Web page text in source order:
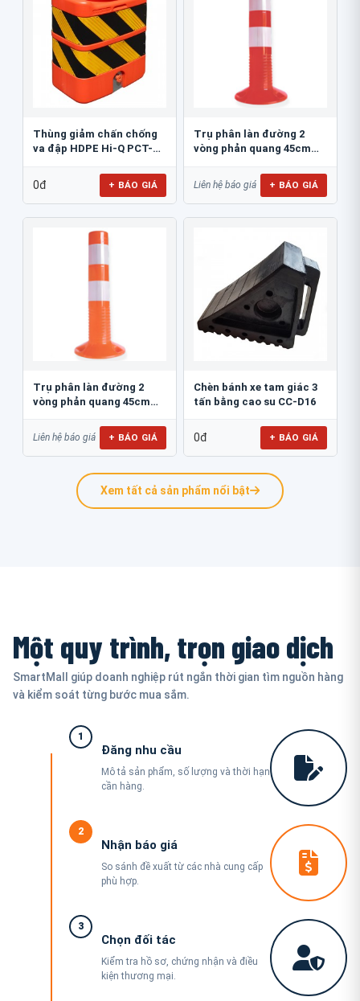
Thùng giảm chấn chống
va đập HDPE Hi-Q PCT-
0đ + BÁO GIÁ
Trụ phân làn đường 2
vòng phản quang 45cm
Liên hệ báo giá + BÁO GIÁ
Trụ phân làn đường 2
vòng phản quang 45cm
Liên hệ báo giá + BÁO GIÁ
Chèn bánh xe tam giác 3
tấn bằng cao su CC-D16
0đ + BÁO GIÁ
Xem tất cả sản phẩm nổi bật
Một quy trình, trọn giao dịch
SmartMall giúp doanh nghiệp rút ngắn thời gian tìm nguồn hàng
và kiểm soát từng bước mua sắm.
1
Đăng nhu cầu
Mô tả sản phẩm, số lượng và thời hạn
cần hàng.
2
Nhận báo giá
So sánh đề xuất từ các nhà cung cấp
phù hợp.
3
Chọn đối tác
Kiểm tra hồ sơ, chứng nhận và điều
kiện thương mại.